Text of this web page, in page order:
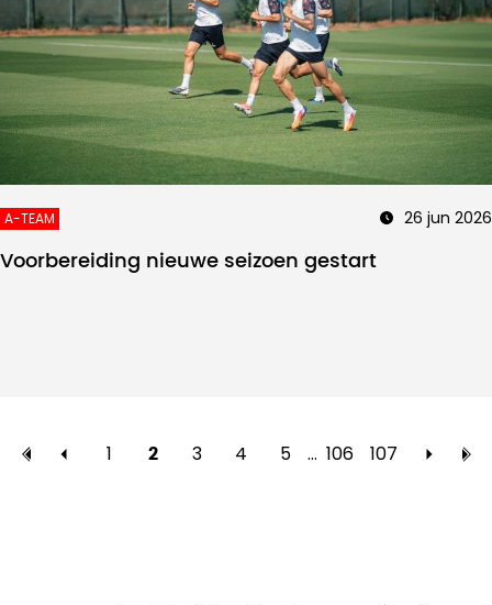
A-TEAM 26 jun 2026
Voorbereiding nieuwe seizoen gestart
1 2 3 4 5 … 106 107